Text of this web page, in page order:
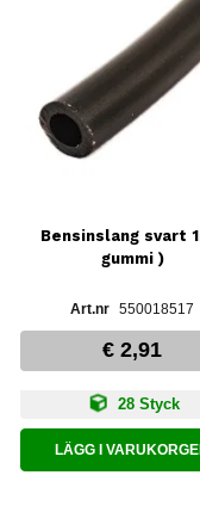
Bensinslang svart
gummi )
550018517
€ 2,91
28 Styck
LÄGG I